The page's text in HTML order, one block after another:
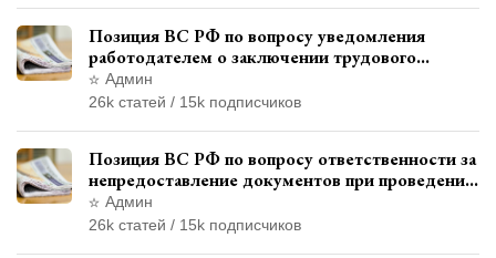
Позиция ВС РФ по вопросу уведомления
работодателем о заключении трудового
договора с бывшим государственным
служащим
Админ
26k статей / 15k подписчиков
Позиция ВС РФ по вопросу ответственности за
непредоставление документов при проведении
контроля и надзора
Админ
26k статей / 15k подписчиков